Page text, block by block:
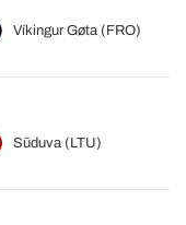
Víkingur Gøta (FRO)
Sūduva (LTU)